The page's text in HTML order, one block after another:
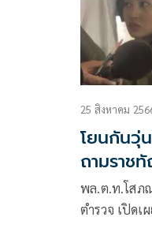
25 สิงหาคม
โยนกันวุ่
ถามราช
คลุมเครื
พล.ต.ท.โสภ
ตำรวจ เปิด